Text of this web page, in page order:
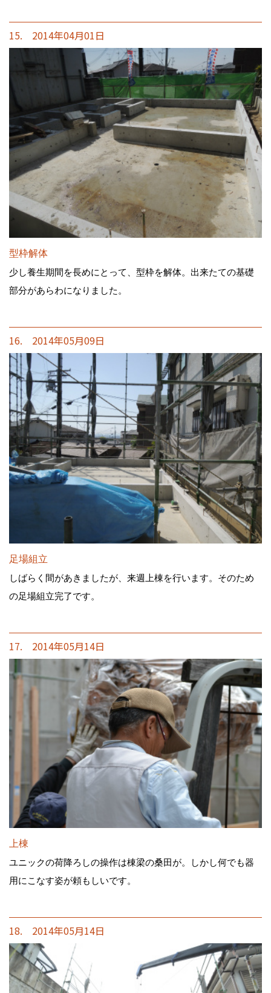
15. 2014年04月01日
型枠解体
少し養生期間を長めにとって、型枠を解体。出来たての基礎
部分があらわになりました。
16. 2014年05月09日
足場組立
しばらく間があきましたが、来週上棟を行います。そのため
の足場組立完了です。
17. 2014年05月14日
上棟
ユニックの荷降ろしの操作は棟梁の桑田が。しかし何でも器
用にこなす姿が頼もしいです。
18. 2014年05月14日